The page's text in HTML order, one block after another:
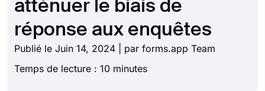
Tarification
atténuer le biais de
réponse aux enquêtes
Publié le Juin 14, 2024 | par forms.app Team
Temps de lecture : 10 minutes